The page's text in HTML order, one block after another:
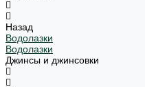
Назад
Водолазки
Водолазки
Джинсы и джинсовки